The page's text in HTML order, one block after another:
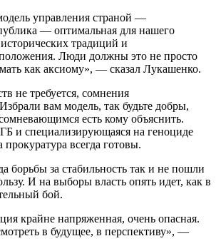
управления страной —
— оптимальная для нашего
традиций и
Люди должны это не просто
как аксиому», — сказал Лукашенко.
не требуется, сомнения
вам модель, так будьте добры,
есть кому объяснить.
специализирующаяся на геноциде
прокуратура всегда готовы.
борьбы за стабильность так и не пошли
И на выборы власть опять идет, как в
бой.
крайне напряженная, очень опасная.
в будущее, в перспективу», —